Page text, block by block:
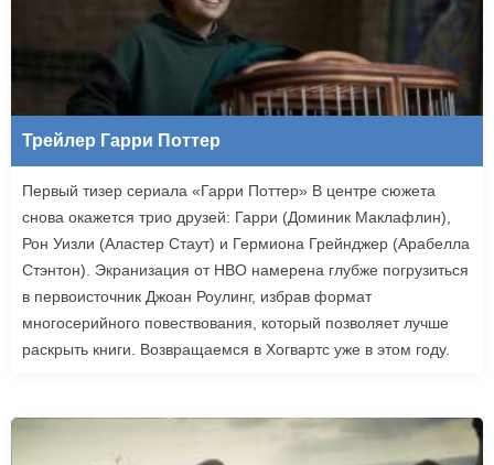
Трейлер Гарри Поттер
Первый тизер сериала «Гарри Поттер» В центре сюжета
снова окажется трио друзей: Гарри (Доминик Маклафлин),
Рон Уизли (Аластер Стаут) и Гермиона Грейнджер (Арабелла
Стэнтон). Экранизация от HBO намерена глубже погрузиться
в первоисточник Джоан Роулинг, избрав формат
многосерийного повествования, который позволяет лучше
раскрыть книги. Возвращаемся в Хогвартс уже в этом году.